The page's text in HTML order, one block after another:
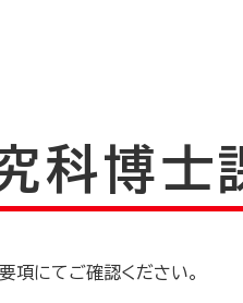
科博
項にてご確認ください。